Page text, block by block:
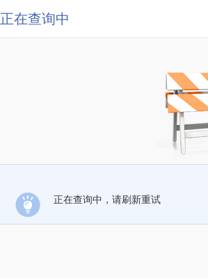
正在查询中
正在查询中，请刷新重试